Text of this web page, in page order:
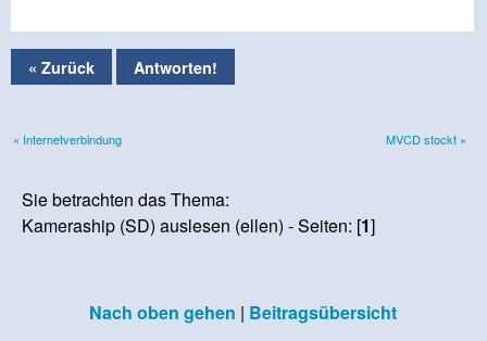
« Zurück Antworten!
« Internetverbindung MVCD stockt »
Sie betrachten das Thema:
Kameraship (SD) auslesen (ellen) - Seiten: [1]
Nach oben gehen | Beitragsübersicht